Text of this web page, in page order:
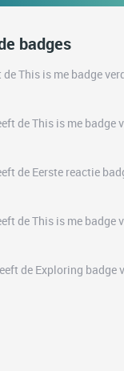
badges
de This is me badge
de This is me badge
de Eerste reactie
de This is me badge
de Exploring badge